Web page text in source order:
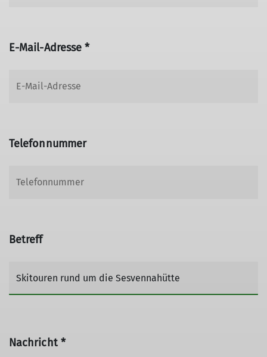
E-Mail-Adresse *
Telefonnummer
Betreff
Nachricht *